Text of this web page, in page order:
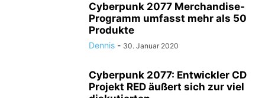
Cyberpunk 2077 Merchandise-
Programm umfasst mehr als 50
Produkte
Dennis - 30. Januar 2020
Cyberpunk 2077: Entwickler CD
Projekt RED äußert sich zur viel